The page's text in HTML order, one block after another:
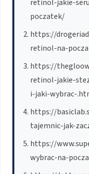
retinol-jakie-
poczatek/
https://
retinol-na-
https://
retinol-jakie-
i-jaki-wybrac-
https://
tajemnic-jak-
https://
wybrac-na-